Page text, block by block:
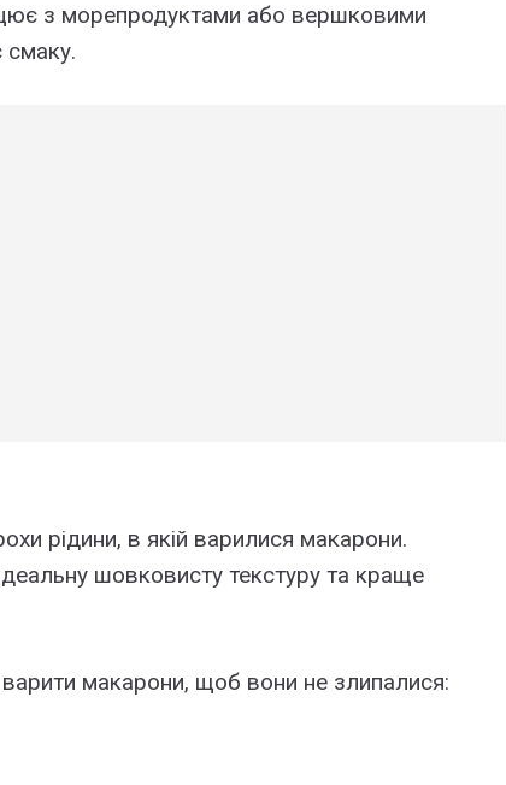
з морепродуктами або вершковими
рідини, в якій варилися макарони.
шовковисту текстуру та краще
макарони, щоб вони не злипалися: